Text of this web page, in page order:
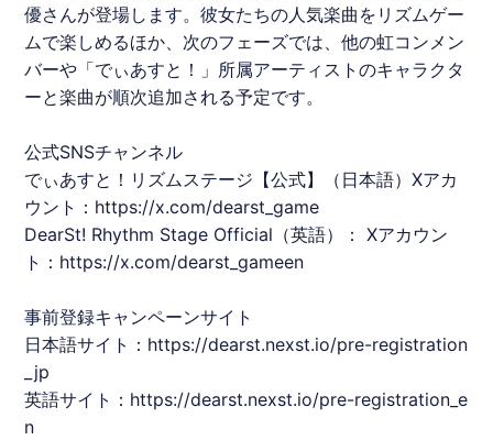
優さんが登場します。彼女たちの人気楽曲をリズムゲー
ムで楽しめるほか、次のフェーズでは、他の虹コンメン
バーや「でぃあすと！」所属アーティストのキャラクタ
ーと楽曲が順次追加される予定です。
公式SNSチャンネル
でぃあすと！リズムステージ 【公式】（日本語）Xアカ
ウント： https://x.com/dearst_game
DearSt! Rhythm Stage Official（英語）： Xアカウン
ト： https://x.com/dearst_gameen
事前登録キャンペーンサイト
日本語サイト： https://dearst.nexst.io/pre-registration
_jp
英語サイト： https://dearst.nexst.io/pre-registration_e
n